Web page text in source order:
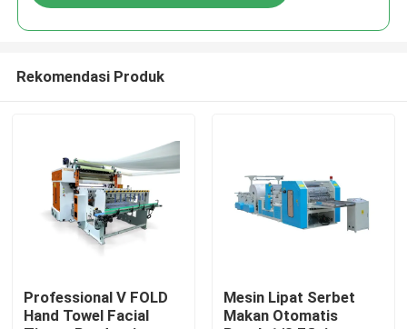
Rekomendasi Produk
Professional V FOLD
Hand Towel Facial
Mesin Lipat Serbet
Makan Otomatis